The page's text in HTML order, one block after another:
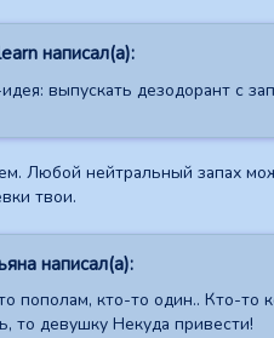
написал(а):
выпускать дезодорант с
Любой нейтральный запах
твои.
написал(а):
пополам, кто-то один.. Кто-то
то девушку Некуда привести!